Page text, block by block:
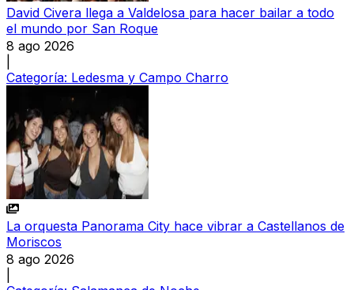
David Civera llega a Valdelosa para hacer bailar a todo
el mundo por San Roque
8 ago 2026
Categoría: Ledesma y Campo Charro
La orquesta Panorama City hace vibrar a Castellanos de
Moriscos
8 ago 2026